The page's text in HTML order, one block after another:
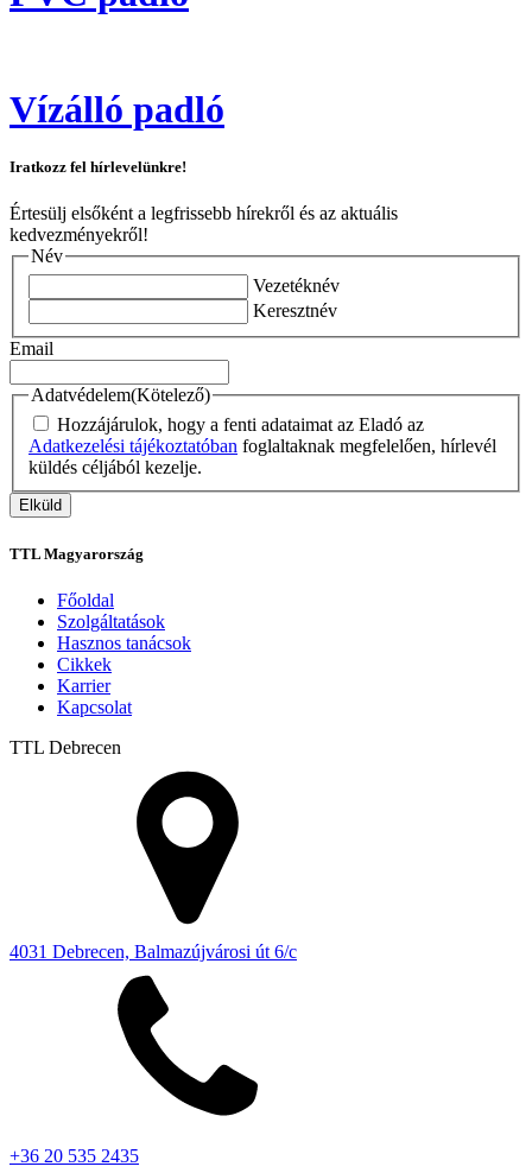
Vízálló padló
Iratkozz fel hírlevelünkre!
Értesülj elsőként a legfrissebb hírekről és az aktuális
kedvezményekről!
Név
Vezetéknév
Keresztnév
Email
Adatvédelem(Kötelező)
Hozzájárulok, hogy a fenti adataimat az Eladó az
Adatkezelési tájékoztatóban foglaltaknak megfelelően, hírlevél
küldés céljából kezelje.
TTL Magyarország
Főoldal
Szolgáltatások
Hasznos tanácsok
Cikkek
Karrier
Kapcsolat
TTL Debrecen
4031 Debrecen, Balmazújvárosi út 6/c
+36 20 535 2435